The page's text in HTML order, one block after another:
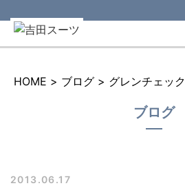
HOME > ブログ > グレンチェック
ブログ
2013.06.17